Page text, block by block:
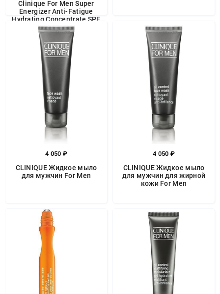
Clinique For Men Super
Energizer Anti-Fatigue
Hydrating Concentrate SPF
40
4 050 ₽
CLINIQUE Жидкое мыло
для мужчин For Men
4 050 ₽
CLINIQUE Жидкое мыло
для мужчин для жирной
кожи For Men